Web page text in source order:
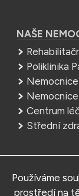
NAŠE
Poliklinika
Centrum
Střední
MEDITERRA
Používáme
prostředí na